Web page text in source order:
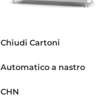
Chiudi Cartoni
Automatico a nastro
CHN